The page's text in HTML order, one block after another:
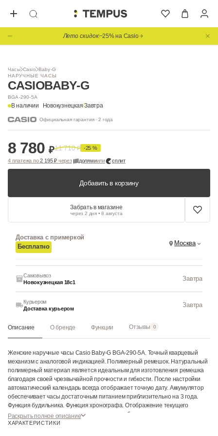
Лето скидок−25% на Casio
Часы Casio Baby-G
НАРУЧНЫЕ ЧАСЫ
CASIOBABY-G
BGA-290-5A
В наличии Новокузнецкая/Завтра
Официальная гарантия · 2 года
1/ 11
8 780 ₽11 710₽ -25 %
4 платежа по2 195 ₽через долямиили сплит
Добавить в корзину
Забрать в магазине
через 2 дня • 8 августа
Доставка с примеркой
Бесплатно
Москва
Самовывоз
Новокузнецкая 18с1
Завтра
Курьером
Доставка курьером
Завтра
Описание О бренде Функции Отзывы 0
Женские наручные часы Casio Baby-G BGA-290-5A. Точный кварцевый
механизм с аналоговой индикацией. Полимерный ремешок. Натуральный
полимерный материал является идеальным для изготовления ремешка
благодаря своей чрезвычайной прочности и гибкости. После настройки
автоматический календарь всегда отображает точную дату. Аккумулятор
обеспечивает часы достаточным питанием приблизительно на 3 года.
Функция будильника. Функция хронографа. Отображение текущего
времени в основных городах и конкретных областях по всему миру.
Функция таймера. Таймеры обратного отсчета напомнят Вам о текущих
Раскрыть полное описание
ХАРАКТЕРИСТИКИ